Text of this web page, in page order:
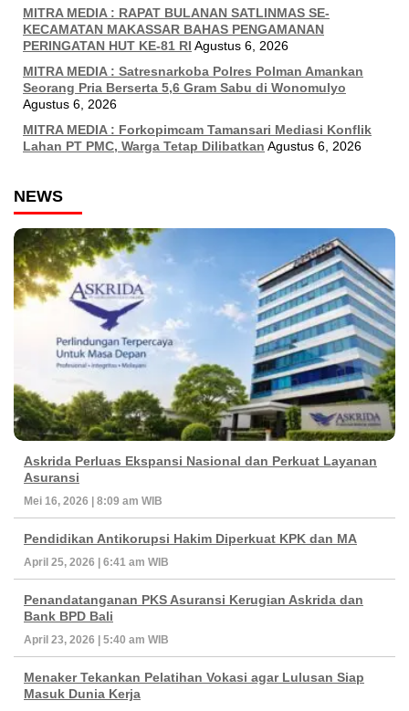
MITRA MEDIA : RAPAT BULANAN SATLINMAS SE-
KECAMATAN MAKASSAR BAHAS PENGAMANAN
PERINGATAN HUT KE-81 RI Agustus 6, 2026
MITRA MEDIA : Satresnarkoba Polres Polman Amankan
Seorang Pria Berserta 5,6 Gram Sabu di Wonomulyo
Agustus 6, 2026
MITRA MEDIA : Forkopimcam Tamansari Mediasi Konflik
Lahan PT PMC, Warga Tetap Dilibatkan Agustus 6, 2026
NEWS
Askrida Perluas Ekspansi Nasional dan Perkuat Layanan
Asuransi
Mei 16, 2026 | 8:09 am WIB
Pendidikan Antikorupsi Hakim Diperkuat KPK dan MA
April 25, 2026 | 6:41 am WIB
Penandatanganan PKS Asuransi Kerugian Askrida dan
Bank BPD Bali
April 23, 2026 | 5:40 am WIB
Menaker Tekankan Pelatihan Vokasi agar Lulusan Siap
Masuk Dunia Kerja